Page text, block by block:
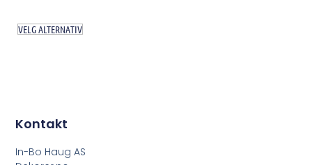
VELG ALTERNATIV
Kontakt
In-Bo Haug AS